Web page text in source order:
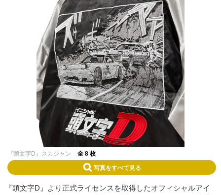
『頭文字D』スカジャン 全 8 枚
写真をすべて見る
『頭文字D』より正式ライセンスを取得したオフィシャルアイ